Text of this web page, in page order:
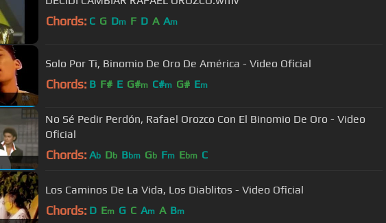
Chords: C G Dm F D A Am
Solo Por Ti, Binomio De Oro De América - Video Oficial
Chords: B F# E G#m C#m G# Em
No Sé Pedir Perdón, Rafael Orozco Con El Binomio De Oro - Video
Oficial
Chords: Ab Db Bbm Gb Fm Ebm C
Los Caminos De La Vida, Los Diablitos - Video Oficial
Chords: D Em G C Am A Bm